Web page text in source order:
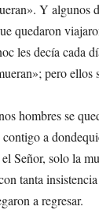
Y algunos
quedaron
les decía cada
pero ellos
hombres se
a
Señor, solo la
tanta
a regresar.